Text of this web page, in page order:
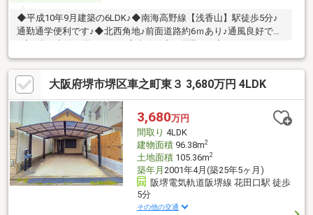
◆平成10年9月建築の6LDK♪◆南海高野線【浅香山】駅徒歩5分♪
通勤通学便利です♪◆北西角地♪前面道路約6ｍあり♪通風良好です
ビニ徒歩圏内♪
大阪府堺市堺区車之町東３ 3,680万円 4LDK
3,680万円
間取り 4LDK
建物面積96.38m2
土地面積105.36m2
築年月 2001年4月(築25年5ヶ月)
阪堺電気軌道阪堺線 花田口駅 徒歩
5分
その他の交通